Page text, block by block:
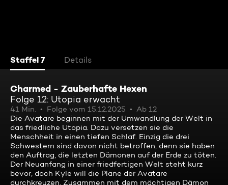
Staffel 7 Details
Charmed - Zauberhafte Hexen
Folge 12: Utopia erwacht
41 Min. Folge vom 15.12.2025
Ab 12
Die Avatare beginnen mit der Umwandlung der Welt in
das friedliche Utopia. Dazu versetzen sie die
Menschheit in einen tiefen Schlaf. Einzig die drei
Schwestern sind davon nicht betroffen, denn sie haben
den Auftrag, die letzten Dämonen auf der Erde zu töten.
Der Neuanfang in einer friedfertigen Welt steht kurz
bevor, doch Kyle will die Pläne der Avatare
durchkreuzen. Zusammen mit dem mächtigen Dämon